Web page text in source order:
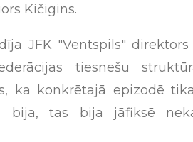
Kičigins.
JFK "Ventspils" direktors
tiesnešu
ka konkrētajā epizodē
bija, tas bija jāfiksē